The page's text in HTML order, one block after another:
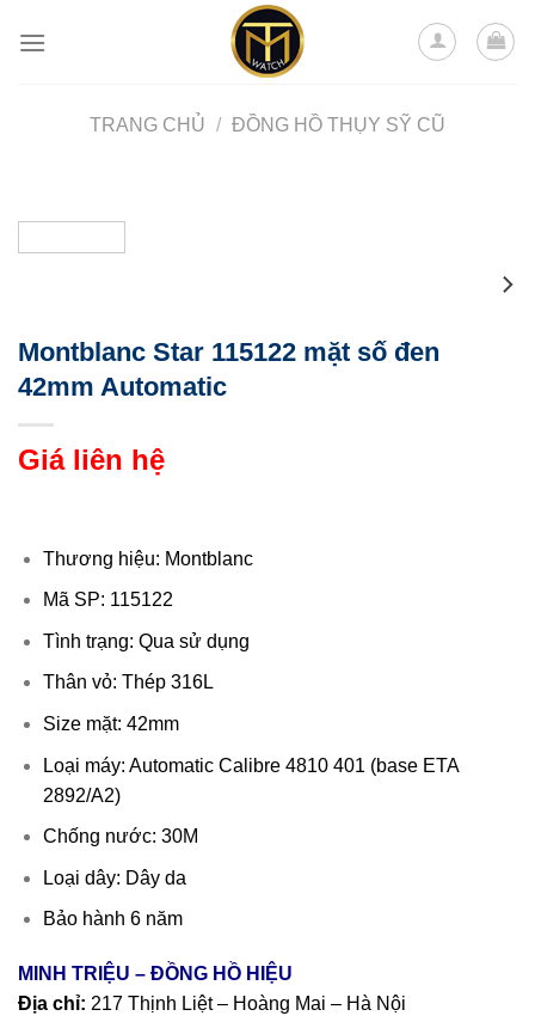
TRANG CHỦ / ĐỒNG HỒ THỤY SỸ CŨ
Montblanc Star 115122 mặt số đen
42mm Automatic
Giá liên hệ
Thương hiệu: Montblanc
Mã SP: 115122
Tình trạng: Qua sử dụng
Thân vỏ: Thép 316L
Size mặt: 42mm
Loại máy: Automatic Calibre 4810 401 (base ETA
2892/A2)
Chống nước: 30M
Loại dây: Dây da
Bảo hành 6 năm
MINH TRIỆU – ĐỒNG HỒ HIỆU
Địa chỉ: 217 Thịnh Liệt – Hoàng Mai – Hà Nội